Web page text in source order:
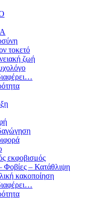
τοκετό
ζωή
εκφοβισμός
Φοβίες – Κατάθλιψη
κακοποίηση